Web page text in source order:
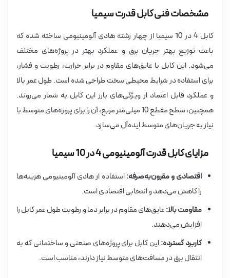
مشخصات فنی کابل قدرت سیمیا
کابل 4 در 10 سیمیا از چهار رشته هادی آلومینیومی ساخته شده که
باعث توزیع بهتر جریان برق و عملکرد بهتر در پروژه‌های مختلف
می‌شود. این کابل با عایق‌های مقاوم در برابر حرارت، رطوبت و فشار،
برای استفاده در شرایط محیطی سخت طراحی شده است. طول عمر بالا
و عملکرد قابل اعتماد از ویژگی‌های بارز این کابل به شمار می‌روند.
همچنین، سطح مقطع 10 میلی‌متر مربع، آن را برای پروژه‌های متوسط با
نیاز به جریان‌های متوسط ایده‌آل می‌سازد.
مزایای کابل قدرت آلومینیومی 4 در 10 سیمیا
اقتصادی و مقرون‌به‌صرفه:استفاده از هادی آلومینیومی هزینه‌ها
را کاهش می‌دهد و انتخابی اقتصادی است.
مقاومت بالا:عایق‌های مقاوم در برابر دما و رطوبت طول عمر کابل را
افزایش می‌دهند.
کاربرد گسترده:این کابل برای پروژه‌های صنعتی و ساختمانی که به
انتقال برق در مسافت‌های متوسط نیاز دارند، مناسب است.